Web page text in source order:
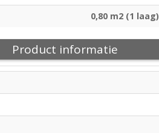
0,80 m2 (1 laag)
Product informatie